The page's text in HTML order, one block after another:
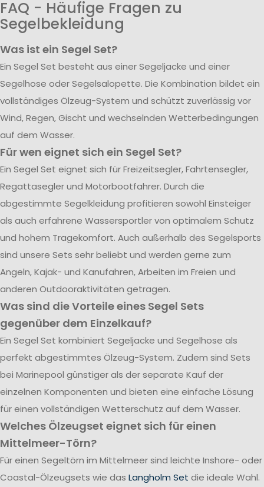
FAQ - Häufige Fragen zu
Segelbekleidung
Was ist ein Segel Set?
Ein Segel Set besteht aus einer Segeljacke und einer
Segelhose oder Segelsalopette. Die Kombination bildet ein
vollständiges Ölzeug-System und schützt zuverlässig vor
Wind, Regen, Gischt und wechselnden Wetterbedingungen
auf dem Wasser.
Für wen eignet sich ein Segel Set?
Ein Segel Set eignet sich für Freizeitsegler, Fahrtensegler,
Regattasegler und Motorbootfahrer. Durch die
abgestimmte Segelkleidung profitieren sowohl Einsteiger
als auch erfahrene Wassersportler von optimalem Schutz
und hohem Tragekomfort. Auch außerhalb des Segelsports
sind unsere Sets sehr beliebt und werden gerne zum
Angeln, Kajak- und Kanufahren, Arbeiten im Freien und
anderen Outdooraktivitäten getragen.
Was sind die Vorteile eines Segel Sets
gegenüber dem Einzelkauf?
Ein Segel Set kombiniert Segeljacke und Segelhose als
perfekt abgestimmtes Ölzeug-System. Zudem sind Sets
bei Marinepool günstiger als der separate Kauf der
einzelnen Komponenten und bieten eine einfache Lösung
für einen vollständigen Wetterschutz auf dem Wasser.
Welches Ölzeugset eignet sich für einen
Mittelmeer-Törn?
Für einen Segeltörn im Mittelmeer sind leichte Inshore- oder
Coastal-Ölzeugsets wie das Langholm Set die ideale Wahl.